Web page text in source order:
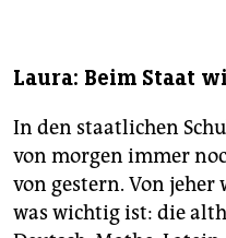
Laura: Beim Staat
In den staatlichen
von morgen immer
von gestern. Von
was wichtig ist: die